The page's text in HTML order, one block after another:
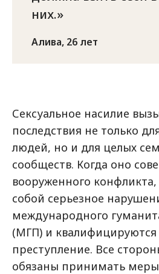
них.
Алива, 26 лет
Сексуальное насилие
последствия не только
людей, но и для целых
сообществ. Когда оно
вооруженного
собой серьезное
международного
(МГП) и квалифицируются
преступление. Все
обязаны принимать